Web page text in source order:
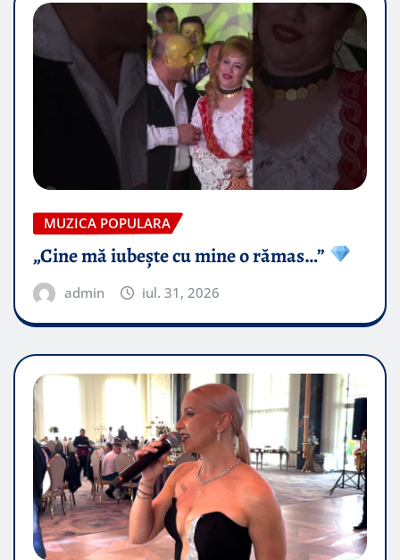
MUZICA POPULARA
„Cine mă iubește cu mine o rămas…”
admin iul. 31, 2026